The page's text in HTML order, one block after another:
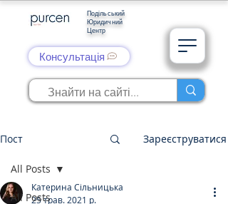
Подільський
Юридичний
Центр
Консультація
Пост Зареєструватися
All Posts
All Posts
Катерина Сільницька
25 трав. 2021 р.